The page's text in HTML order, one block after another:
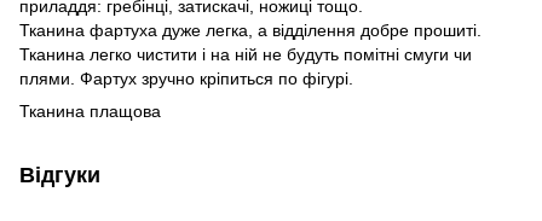
приладдя: гребінці, затискачі, ножиці тощо.
Тканина фартуха дуже легка, а відділення добре прошиті.
Тканина легко чистити і на ній не будуть помітні смуги чи
плями. Фартух зручно кріпиться по фігурі.
Тканина плащова
Відгуки